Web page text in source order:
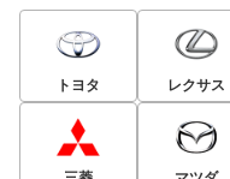
トヨタ レクサス